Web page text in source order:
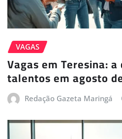
VAGAS
Vagas em Teresina:
talentos em agosto
Redação Gazeta Maringá